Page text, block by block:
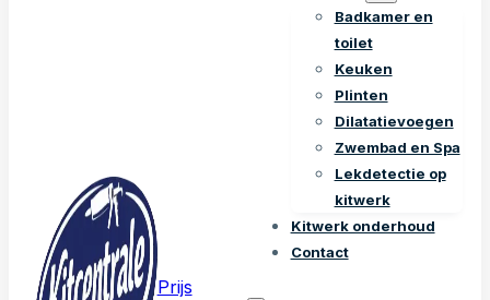
Badkamer en
toilet
Keuken
Plinten
Dilatatievoegen
Zwembad en Spa
Lekdetectie op
kitwerk
Kitwerk onderhoud
Contact
Prijs